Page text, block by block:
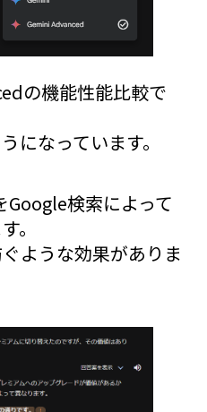
の機能性能比較で
になっています。
検索によって
。
ような効果がありま